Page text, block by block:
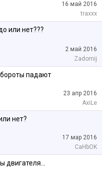
16 май 2016
traxxx
или нет???
2 май 2016
Zadornij
падают
23 апр 2016
AxiLe
нет?
17 мар 2016
CaHbOK